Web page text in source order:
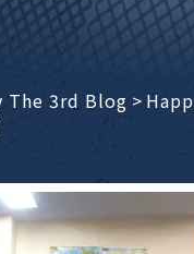
The 3rd Blog >